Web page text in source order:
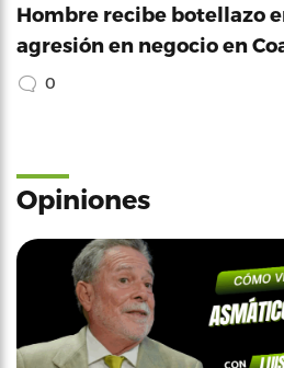
Hombre recibe botellazo
agresión en negocio en
0
Opiniones